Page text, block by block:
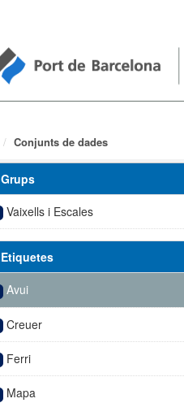
Conjunts de dades
Grups
Vaixells i Escales
Etiquetes
Avui
Creuer
Ferri
Mapa